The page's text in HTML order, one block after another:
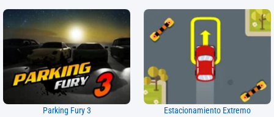
Parking Fury 3 Estacionamiento Extremo